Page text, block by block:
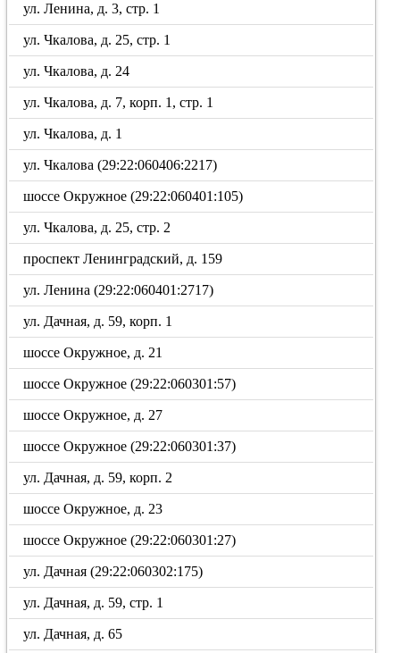
ул. Ленина, д. 3, стр. 1
ул. Чкалова, д. 25, стр. 1
ул. Чкалова, д. 24
ул. Чкалова, д. 7, корп. 1, стр. 1
ул. Чкалова, д. 1
ул. Чкалова (29:22:060406:2217)
шоссе Окружное (29:22:060401:105)
ул. Чкалова, д. 25, стр. 2
проспект Ленинградский, д. 159
ул. Ленина (29:22:060401:2717)
ул. Дачная, д. 59, корп. 1
шоссе Окружное, д. 21
шоссе Окружное (29:22:060301:57)
шоссе Окружное, д. 27
шоссе Окружное (29:22:060301:37)
ул. Дачная, д. 59, корп. 2
шоссе Окружное, д. 23
шоссе Окружное (29:22:060301:27)
ул. Дачная (29:22:060302:175)
ул. Дачная, д. 59, стр. 1
ул. Дачная, д. 65